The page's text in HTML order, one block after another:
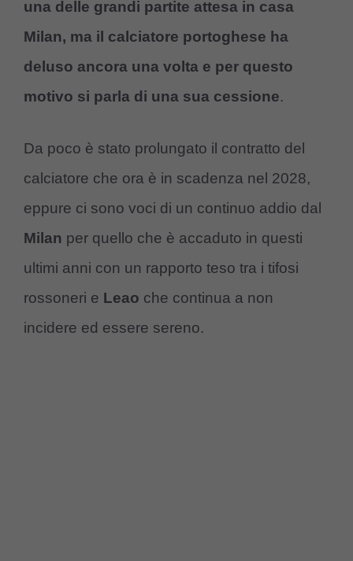
una delle grandi partite attesa in casa
Milan, ma il calciatore portoghese ha
deluso ancora una volta e per questo
motivo si parla di una sua cessione.
Da poco è stato prolungato il contratto del
calciatore che ora è in scadenza nel 2028,
eppure ci sono voci di un continuo addio dal
Milan per quello che è accaduto in questi
ultimi anni con un rapporto teso tra i tifosi
rossoneri e Leao che continua a non
incidere ed essere sereno.